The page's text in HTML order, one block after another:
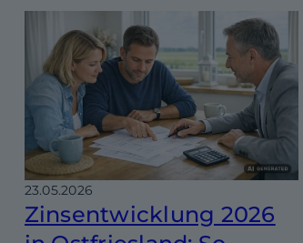
Rechnung (2026) plus eine
Checkliste für deine eigene
Kalkulation.
23.05.2026
Zinsentwicklung 2026